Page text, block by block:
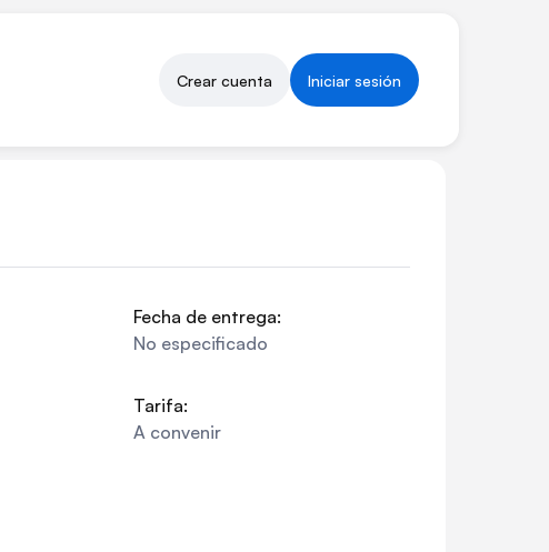
Crear cuenta Iniciar sesión
Fecha de entrega:
No especificado
Tarifa:
A convenir